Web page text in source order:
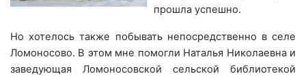
прошла успешно.
Но хотелось также побывать непосредственно в селе
Ломоносово. В этом мне помогли Наталья Николаевна и
заведующая Ломоносовской сельской библиотекой